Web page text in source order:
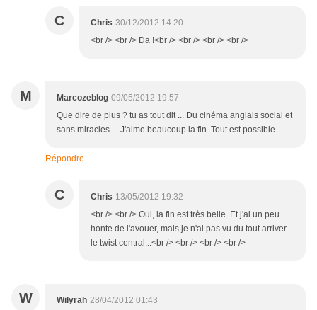
C Chris 30/12/2012 14:20
<br /> <br /> Da !<br /> <br /> <br /> <br />
M Marcozeblog 09/05/2012 19:57
Que dire de plus ? tu as tout dit ... Du cinéma anglais social et
sans miracles ... J'aime beaucoup la fin. Tout est possible.
Répondre
C Chris 13/05/2012 19:32
<br /> <br /> Oui, la fin est très belle. Et j'ai un peu
honte de l'avouer, mais je n'ai pas vu du tout arriver
le twist central...<br /> <br /> <br /> <br />
W Wilyrah 28/04/2012 01:43